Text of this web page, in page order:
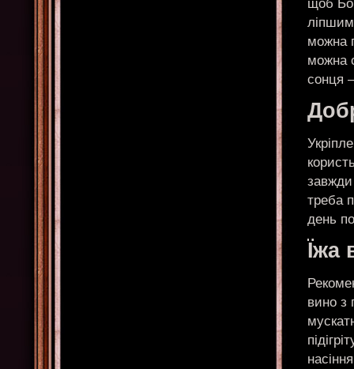
щоб
можна
можна
сонця
завжди
треба
день
Їжа
вино з